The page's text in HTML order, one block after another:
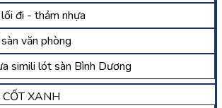
đi - thảm nhựa
văn phòng
simili lót sàn Bình Dương
XANH